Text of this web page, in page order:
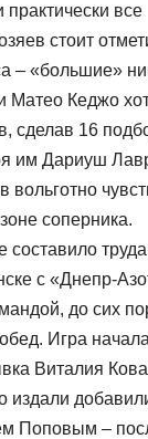
все
стоит
– «большие»
Матео Кеджо
сделав 16
им Дариуш
вольготно
соперника.
составило
с «Днепр-
до сих
Игра
Виталия
издали
Поповым –